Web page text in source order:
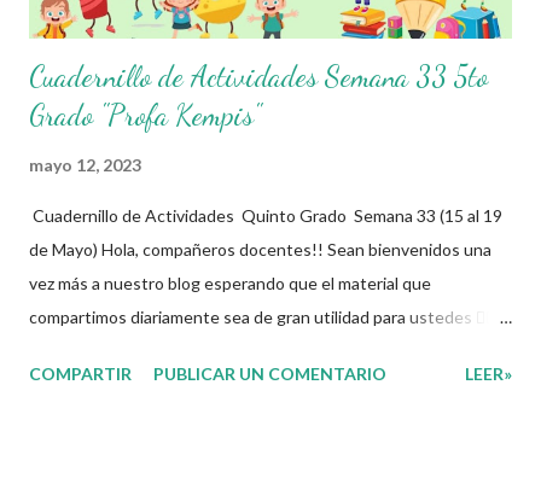
Cuadernillo de Actividades Semana 33 5to
Grado "Profa Kempis"
mayo 12, 2023
Cuadernillo de Actividades Quinto Grado Semana 33 (15 al 19
de Mayo) Hola, compañeros docentes!! Sean bienvenidos una
vez más a nuestro blog esperando que el material que
compartimos diariamente sea de gran utilidad para ustedes 🙋🏽‍♂️
cuadernillo de actividades de la semana 33 donde encontrarán
COMPARTIR PUBLICAR UN COMENTARIO LEER»